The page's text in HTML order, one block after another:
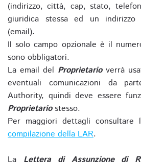
(indirizzo, città, cap, stato,
giuridica stessa ed un
(email).
Il solo campo opzionale è il
sono obbligatori.
La email del Proprietarioverrà
eventuali comunicazioni da
Authority, quindi deve essere
Proprietariostesso.
Per maggiori dettagli consultare
compilazione della LAR.